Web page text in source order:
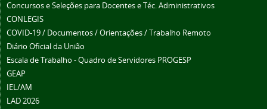
Concursos e Seleções para Docentes e Téc. Administrativos
CONLEGIS
COVID-19 / Documentos / Orientações / Trabalho Remoto
Diário Oficial da União
Escala de Trabalho - Quadro de Servidores PROGESP
GEAP
IEL/AM
LAD 2026